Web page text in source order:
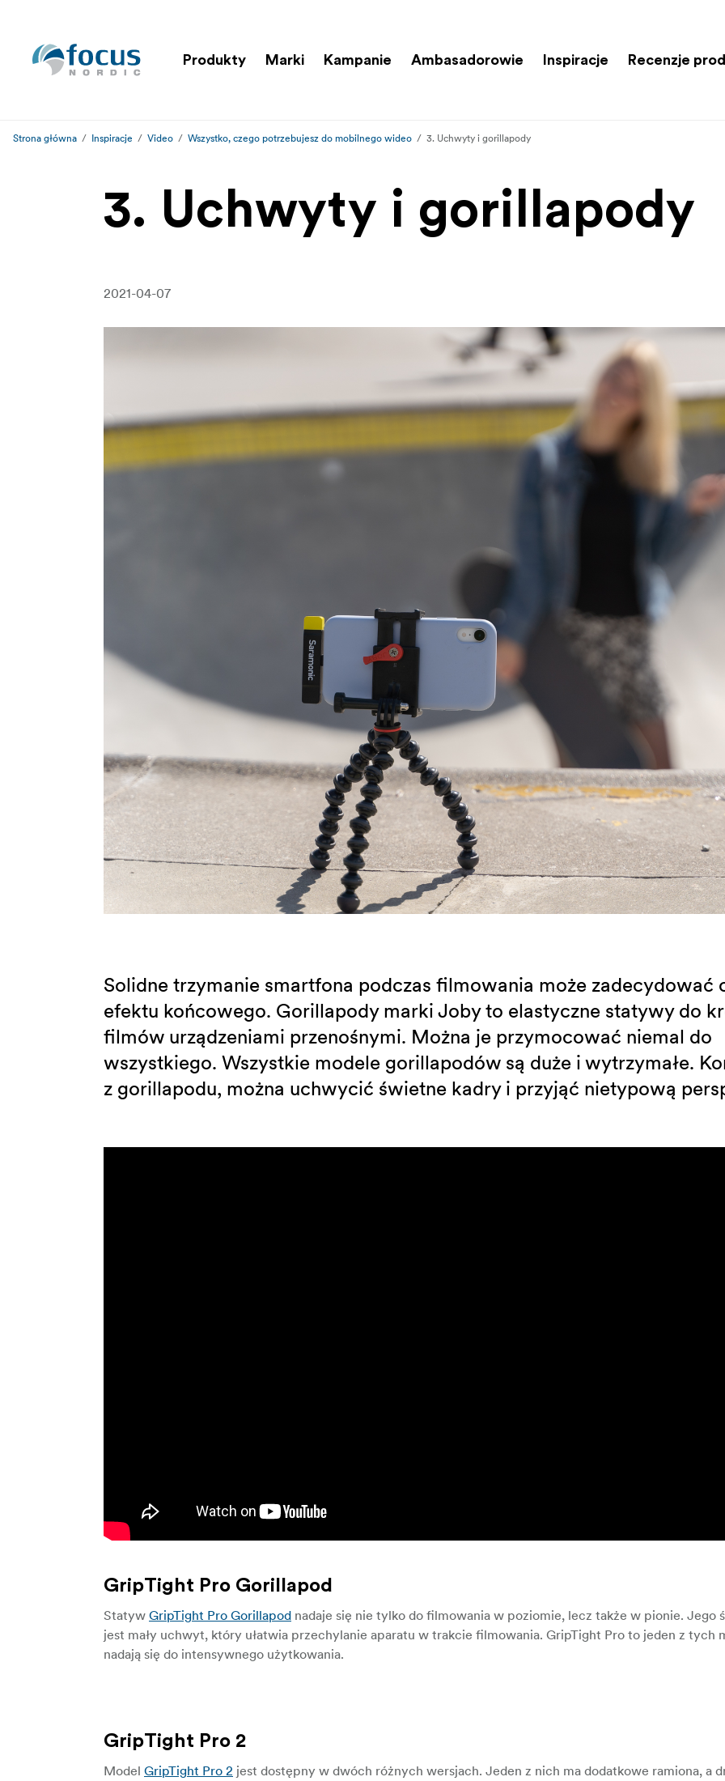
Produkty Marki Kampanie Ambasadorowie Inspiracje Recenzje
Strona główna Inspiracje Video Wszystko, czego potrzebujesz do mobilnego wideo 3. Uchwyty i gorillapody
3. Uchwyty i gorillapody
2021-04-07
Solidne trzymanie smartfona podczas filmowania może zadecydować
efektu końcowego. Gorillapody marki Joby to elastyczne statywy do
filmów urządzeniami przenośnymi. Można je przymocować niemal do
wszystkiego. Wszystkie modele gorillapodów są duże i wytrzymałe.
z gorillapodu, można uchwycić świetne kadry i przyjąć nietypową
GripTight Pro Gorillapod
Statyw GripTight Pro Gorillapod nadaje się nie tylko do filmowania w poziomie, lecz także w pionie. Jego
jest mały uchwyt, który ułatwia przechylanie aparatu w trakcie filmowania. GripTight Pro to jeden z tych
nadają się do intensywnego użytkowania.
GripTight Pro 2
Model GripTight Pro 2 jest dostępny w dwóch różnych wersjach. Jeden z nich ma dodatkowe ramiona, a